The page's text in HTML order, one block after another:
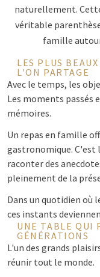
naturellement.
véritable
famille
LES PLUS
L'ON PARTAGE
Avec le temps, les
Les moments passés
mémoires.
Un repas en famille
gastronomique. C'est
raconter des
pleinement de la
Dans un quotidien où
ces instants
UNE TABLE QUI
GÉNÉRATIONS
L'un des grands
réunir tout le monde.